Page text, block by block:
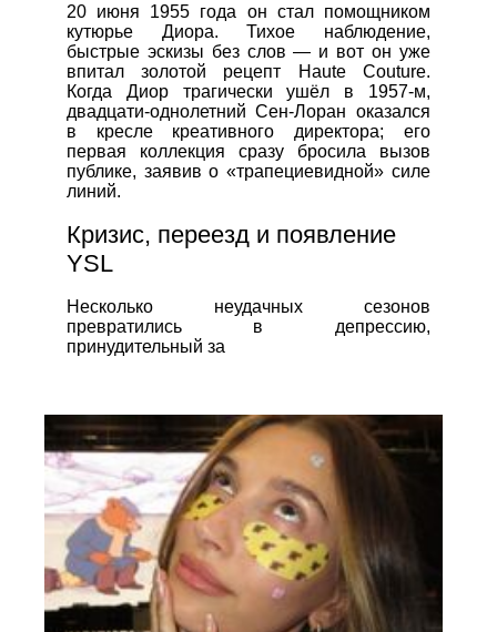
20 июня 1955 года он стал помощником
кутюрье Диора. Тихое наблюдение,
быстрые эскизы без слов — и вот он уже
впитал золотой рецепт Haute Couture.
Когда Диор трагически ушёл в 1957-м,
двадцати‑однолетний Сен‑Лоран оказался
в кресле креативного директора; его
первая коллекция сразу бросила вызов
публике, заявив о «трапециевидной» силе
линий.
Кризис, переезд и появление
YSL
Несколько неудачных сезонов
превратились в депрессию,
принудительный за